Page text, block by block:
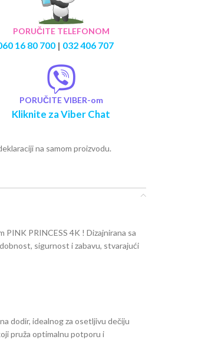
PORUČITE TELEFONOM
16 80 700| 032 406 707
PORUČITE VIBER-om
Kliknite za Viber Chat
na samom proizvodu.
PRINCESS 4K ! Dizajnirana sa
sigurnost i zabavu, stvarajući
dodir, idealnog za osetljivu dečiju
pruža optimalnu potporu i